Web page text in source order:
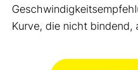
Kurve, die nicht bindend,